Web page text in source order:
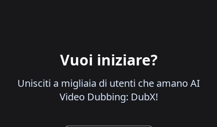
Vuoi iniziare?
Unisciti a migliaia di utenti che amano AI
Video Dubbing: DubX!